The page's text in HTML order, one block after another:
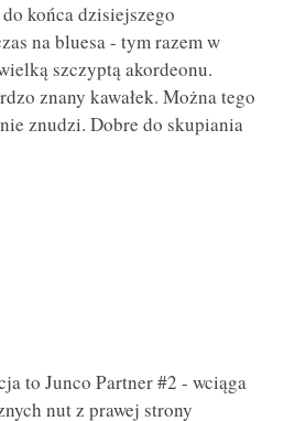
końca dzisiejszego
na bluesa - tym razem w
szczyptą akordeonu.
znany kawałek. Można tego
znudzi. Dobre do skupiania
to Junco Partner #2 - wciąga
nut z prawej strony